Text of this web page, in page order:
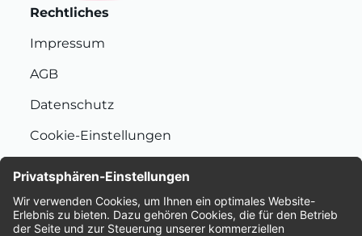
Rechtliches
Impressum
AGB
Datenschutz
Cookie-Einstellungen
Bewertungen